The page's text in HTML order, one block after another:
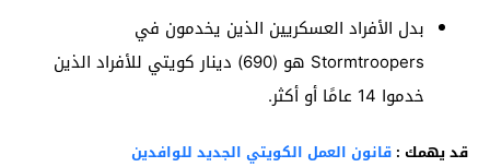
بدل الأفراد العسكريين الذين يخدمون في
Stormtroopers هو (690) دينار كويتي للأفراد الذين
خدموا 14 عامًا أو أكثر.
قد يهمك : قانون العمل الكويتي الجديد للوافدين